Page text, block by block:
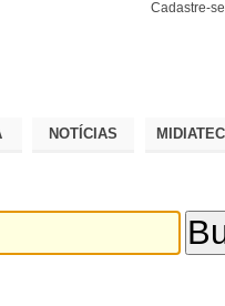
Cadastre-se
NOTÍCIAS